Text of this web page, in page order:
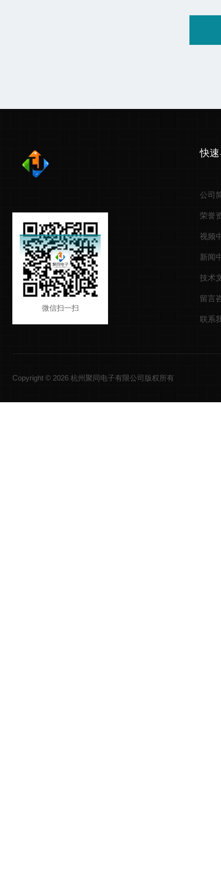
微信扫一扫
快
公司
荣誉
视频
新闻
技术
留言
联系
Copyright © 2026 杭州聚同电子有限公司版权所有